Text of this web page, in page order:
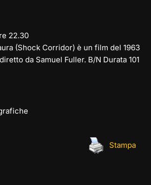
22.30
(Shock Corridor) è un film del 1963
da Samuel Fuller. B/N Durata 101
Stampa